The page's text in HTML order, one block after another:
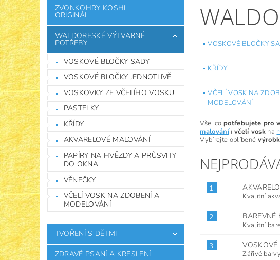
ZVONKOHRY KOSHI
ORIGINÁL
WALDORFSKÉ VÝTVARNÉ
POTŘEBY
VOSKOVÉ BLOČKY SADY
VOSKOVÉ BLOČKY JEDNOTLIVĚ
VOSKOVKY ZE VČELÍHO VOSKU
PASTELKY
KŘÍDY
AKVARELOVÉ MALOVÁNÍ
PAPÍRY NA HVĚZDY A PRŮSVITY
DO OKNA
VĚNEČKY
VČELÍ VOSK NA ZDOBENÍ A
MODELOVÁNÍ
TVOŘENÍ S DĚTMI
ZDRAVÉ PSANÍ A KRESLENÍ
VOSKOVÉ BLOČKY
KŘÍDY
VČELÍ VOSK NA
MODELOVÁNÍ
Vše, co potřebujete pro
malováníi včelí vosk na
Vybírejte oblíbené
1.
Kvalitní
2. BAREVNÉ
Kvalitní
3. VOSKOVÉ
Zářivé